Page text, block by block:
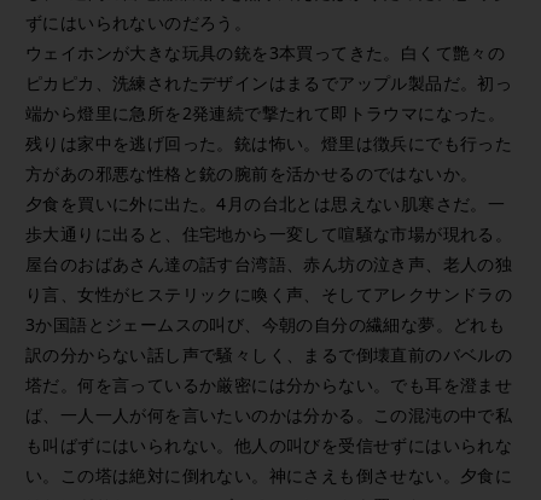
ずにはいられないのだろう。
ウェイホンが大きな玩具の銃を3本買ってきた。白くて艶々の
ピカピカ、洗練されたデザインはまるでアップル製品だ。初っ
端から燈里に急所を2発連続で撃たれて即トラウマになった。
残りは家中を逃げ回った。銃は怖い。燈里は徴兵にでも行った
方があの邪悪な性格と銃の腕前を活かせるのではないか。
夕食を買いに外に出た。4月の台北とは思えない肌寒さだ。一
歩大通りに出ると、住宅地から一変して喧騒な市場が現れる。
屋台のおばあさん達の話す台湾語、赤ん坊の泣き声、老人の独
り言、女性がヒステリックに喚く声、そしてアレクサンドラの
3か国語とジェームスの叫び、今朝の自分の繊細な夢。どれも
訳の分からない話し声で騒々しく、まるで倒壊直前のバベルの
塔だ。何を言っているか厳密には分からない。でも耳を澄ませ
ば、一人一人が何を言いたいのかは分かる。この混沌の中で私
も叫ばずにはいられない。他人の叫びを受信せずにはいられな
い。この塔は絶対に倒れない。神にさえも倒させない。夕食に